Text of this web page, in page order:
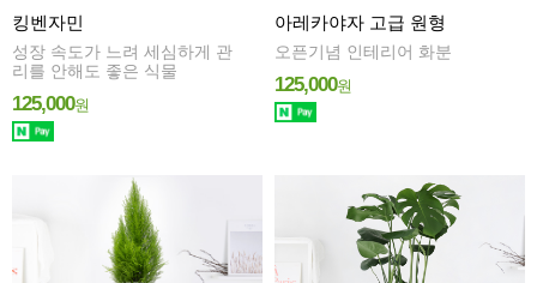
킹벤자민
성장 속도가 느려 세심하게 관
리를 안해도 좋은 식물
125,000원
아레카야자 고급 원형
오픈기념 인테리어 화분
125,000원